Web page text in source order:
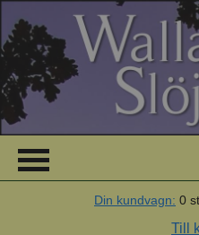
Din kundvagn: 0
Till